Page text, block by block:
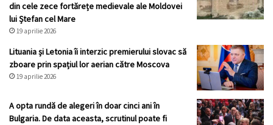
din cele zece fortărețe medievale ale Moldovei
lui Ștefan cel Mare
19 aprilie 2026
Lituania și Letonia îi interzic premierului slovac să
zboare prin spațiul lor aerian către Moscova
19 aprilie 2026
A opta rundă de alegeri în doar cinci ani în
Bulgaria. De data aceasta, scrutinul poate fi